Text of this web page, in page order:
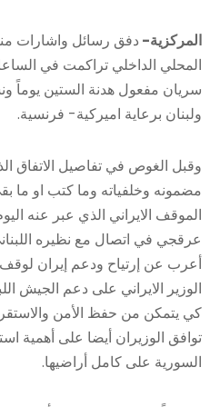
المركزية- دفق رسائل واشارات
المحلي الداخلي تراكمت في
سريان مفعول هدنة الستين يوماً
ولبنان برعاية اميركية- فرنسية.
وقبل الغوص في تفاصيل الاتفاق
مضمونه وخلفياته وما كتب او ما
الموقف الايراني الذي عبر عنه
عرقجي في اتصال مع نظيره
أعرب عن إرتياح ودعم إيران لوقف
الوزير الايراني على دعم الجيش
كي يتمكن من حفظ الأمن
توافق الوزيران أيضا على أهمية
السورية على كامل أراضيها.